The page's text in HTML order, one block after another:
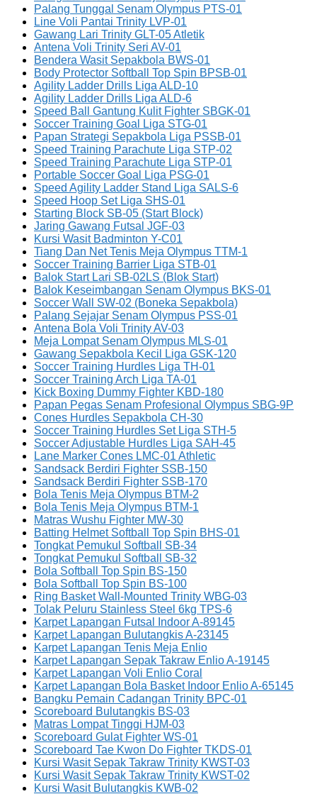
Palang Tunggal Senam Olympus PTS-01
Line Voli Pantai Trinity LVP-01
Gawang Lari Trinity GLT-05 Atletik
Antena Voli Trinity Seri AV-01
Bendera Wasit Sepakbola BWS-01
Body Protector Softball Top Spin BPSB-01
Agility Ladder Drills Liga ALD-10
Agility Ladder Drills Liga ALD-6
Speed Ball Gantung Kulit Fighter SBGK-01
Soccer Training Goal Liga STG-01
Papan Strategi Sepakbola Liga PSSB-01
Speed Training Parachute Liga STP-02
Speed Training Parachute Liga STP-01
Portable Soccer Goal Liga PSG-01
Speed Agility Ladder Stand Liga SALS-6
Speed Hoop Set Liga SHS-01
Starting Block SB-05 (Start Block)
Jaring Gawang Futsal JGF-03
Kursi Wasit Badminton Y-C01
Tiang Dan Net Tenis Meja Olympus TTM-1
Soccer Training Barrier Liga STB-01
Balok Start Lari SB-02LS (Blok Start)
Balok Keseimbangan Senam Olympus BKS-01
Soccer Wall SW-02 (Boneka Sepakbola)
Palang Sejajar Senam Olympus PSS-01
Antena Bola Voli Trinity AV-03
Meja Lompat Senam Olympus MLS-01
Gawang Sepakbola Kecil Liga GSK-120
Soccer Training Hurdles Liga TH-01
Soccer Training Arch Liga TA-01
Kick Boxing Dummy Fighter KBD-180
Papan Pegas Senam Profesional Olympus SBG-9P
Cones Hurdles Sepakbola CH-30
Soccer Training Hurdles Set Liga STH-5
Soccer Adjustable Hurdles Liga SAH-45
Lane Marker Cones LMC-01 Athletic
Sandsack Berdiri Fighter SSB-150
Sandsack Berdiri Fighter SSB-170
Bola Tenis Meja Olympus BTM-2
Bola Tenis Meja Olympus BTM-1
Matras Wushu Fighter MW-30
Batting Helmet Softball Top Spin BHS-01
Tongkat Pemukul Softball SB-34
Tongkat Pemukul Softball SB-32
Bola Softball Top Spin BS-150
Bola Softball Top Spin BS-100
Ring Basket Wall-Mounted Trinity WBG-03
Tolak Peluru Stainless Steel 6kg TPS-6
Karpet Lapangan Futsal Indoor A-89145
Karpet Lapangan Bulutangkis A-23145
Karpet Lapangan Tenis Meja Enlio
Karpet Lapangan Sepak Takraw Enlio A-19145
Karpet Lapangan Voli Enlio Coral
Karpet Lapangan Bola Basket Indoor Enlio A-65145
Bangku Pemain Cadangan Trinity BPC-01
Scoreboard Bulutangkis BS-03
Matras Lompat Tinggi HJM-03
Scoreboard Gulat Fighter WS-01
Scoreboard Tae Kwon Do Fighter TKDS-01
Kursi Wasit Sepak Takraw Trinity KWST-03
Kursi Wasit Sepak Takraw Trinity KWST-02
Kursi Wasit Bulutangkis KWB-02